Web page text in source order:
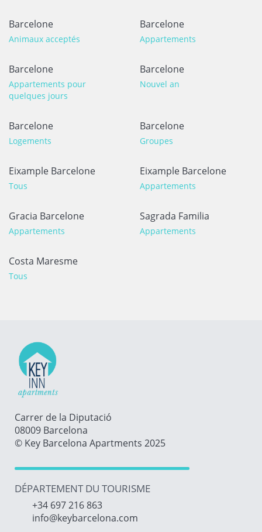
Barcelone
Animaux acceptés
Barcelone
Appartements
Barcelone
Appartements pour
quelques jours
Barcelone
Nouvel an
Barcelone
Logements
Barcelone
Groupes
Eixample Barcelone
Tous
Eixample Barcelone
Appartements
Gracia Barcelone
Appartements
Sagrada Familia
Appartements
Costa Maresme
Tous
Carrer de la Diputació
08009 Barcelona
© Key Barcelona Apartments 2025
DÉPARTEMENT DU TOURISME
+34 697 216 863
info@keybarcelona.com